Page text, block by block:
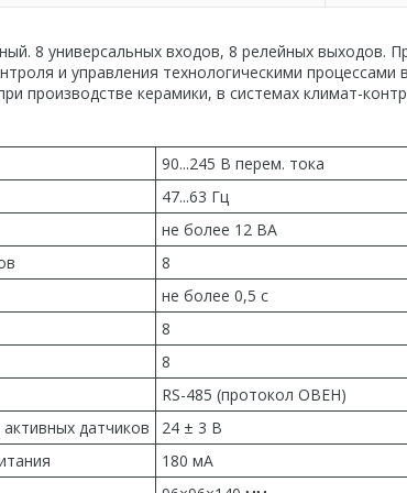
8 универсальных входов, 8 релейных выходов.
и управления технологическими процессами
производстве керамики, в системах климат-
90...245 В перем. тока
47...63 Гц
не более 12 ВА
8
не более 0,5 с
8
8
RS-485 (протокол ОВЕН)
датчиков
24 ± 3 В
180 мА